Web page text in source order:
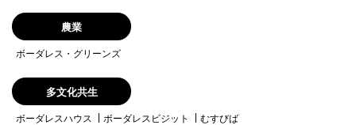
農業
ボーダレス・グリーンズ
多文化共生
ボーダレスハウス ボーダレスビジット むすびば